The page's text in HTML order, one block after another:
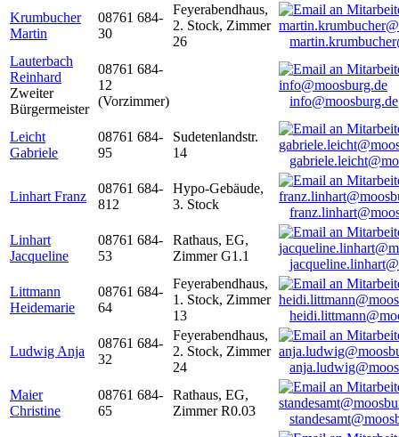
Krumbucher
Martin
08761 684-
30
Feyerabendhaus,
2. Stock, Zimmer
26
Lauterbach
Reinhard
Zweiter
Bürgermeister
08761 684-
12
(Vorzimmer)
info@moosburg.de
Leicht
Gabriele
08761 684-
95
Sudetenlandstr.
14
Linhart Franz
08761 684-
812
Hypo-Gebäude,
3. Stock
Linhart
Jacqueline
08761 684-
53
Rathaus, EG,
Zimmer G1.1
Littmann
Heidemarie
08761 684-
64
Feyerabendhaus,
1. Stock, Zimmer
13
Ludwig Anja
08761 684-
32
Feyerabendhaus,
2. Stock, Zimmer
24
Maier
Christine
08761 684-
65
Rathaus, EG,
Zimmer R0.03